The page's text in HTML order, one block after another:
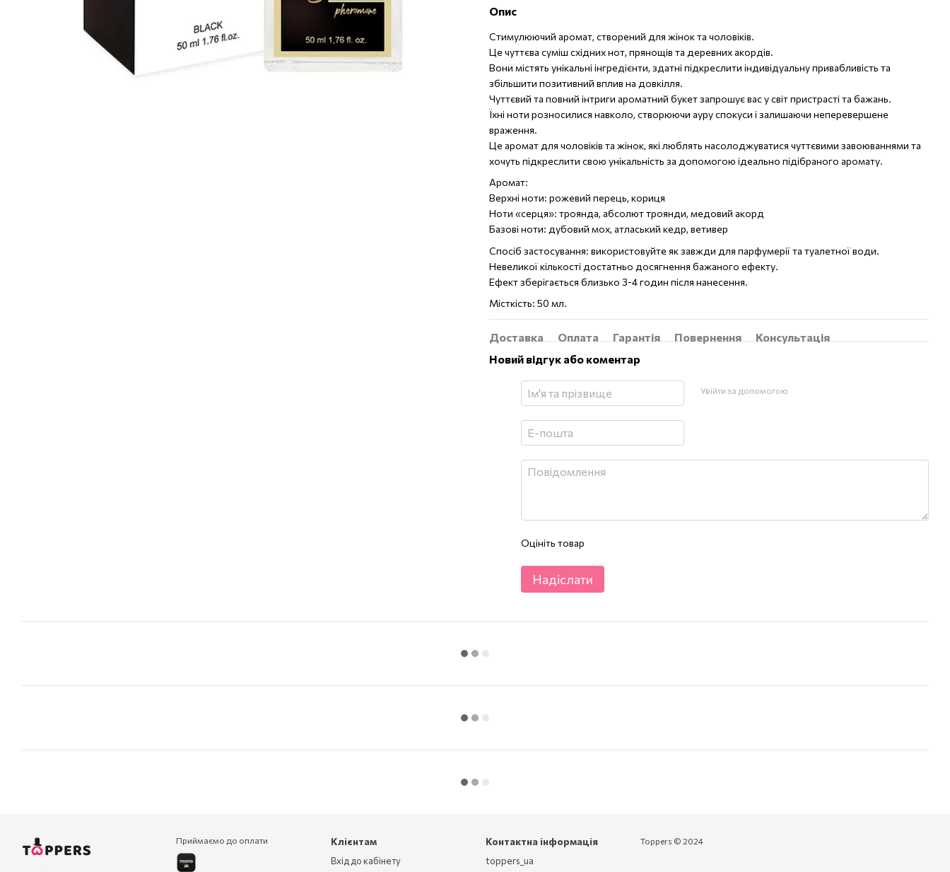
Опис
Стимулюючий аромат, створений для жінок та чоловіків.
Це чуттєва суміш східних нот, прянощів та деревних акордів.
Вони містять унікальні інгредієнти, здатні підкреслити індивідуальну привабливість та
збільшити позитивний вплив на довкілля.
Чуттєвий та повний інтриги ароматний букет запрошує вас у світ пристрасті та бажань.
Їхні ноти розносилися навколо, створюючи ауру спокуси і залишаючи неперевершене
враження.
Це аромат для чоловіків та жінок, які люблять насолоджуватися чуттєвими завоюваннями та
хочуть підкреслити свою унікальність за допомогою ідеально підібраного аромату.
Аромат:
Верхні ноти: рожевий перець, кориця
Ноти «серця»: троянда, абсолют троянди, медовий акорд
Базові ноти: дубовий мох, атласький кедр, ветивер
Спосіб застосування: використовуйте як завжди для парфумерії та туалетної води.
Невеликої кількості достатньо досягнення бажаного ефекту.
Ефект зберігається близько 3-4 годин після нанесення.
Місткість: 50 мл.
Доставка Оплата Гарантія Повернення
Консультація
Новий відгук або коментар
Увійти за допомогою
Оцініть товар
Надіслати
Приймаємо до оплати Клієнтам
Вхід до кабінету
Контактна інформація
toppers_ua
Toppers © 2024